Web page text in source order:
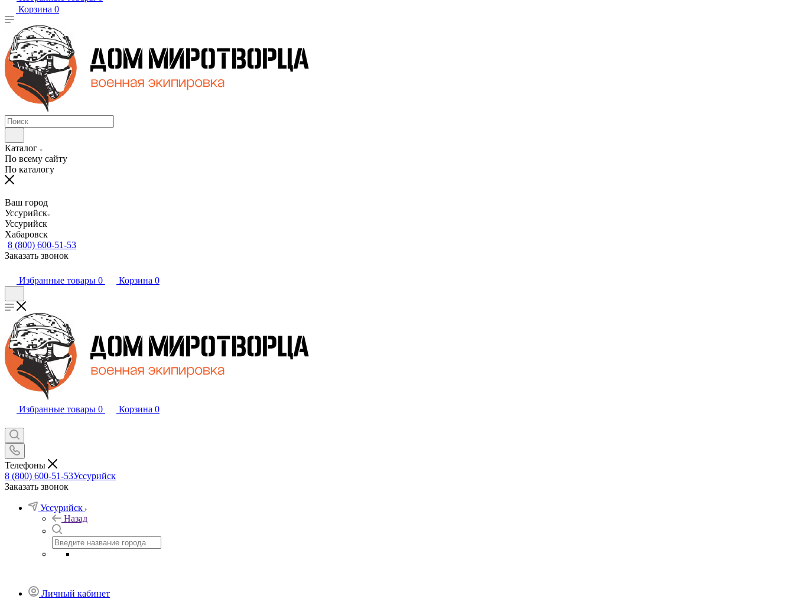
Корзина 0
Каталог
По всему сайту
По каталогу
Ваш город
Уссурийск
Уссурийск
Хабаровск
8 (800) 600-51-53
Заказать звонок
Избранные товары 0 Корзина 0
Избранные товары 0 Корзина 0
Телефоны
8 (800) 600-51-53Уссурийск
Заказать звонок
Уссурийск
Назад
Личный кабинет